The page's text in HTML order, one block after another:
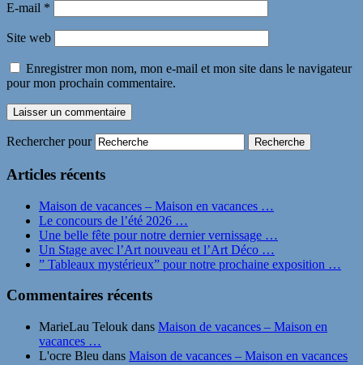
E-mail *
Site web
Enregistrer mon nom, mon e-mail et mon site dans le navigateur
pour mon prochain commentaire.
Rechercher pour
Articles récents
Maison de vacances – Maison en vacances …
Le concours de l’été 2026 …
Une belle fête pour notre dernier vernissage …
Un Stage avec l’Art nouveau et l’Art Déco …
” Tableaux mystérieux” pour notre prochaine exposition …
Commentaires récents
MarieLau Telouk dans Maison de vacances – Maison en
vacances …
L'ocre Bleu dans Maison de vacances – Maison en vacances